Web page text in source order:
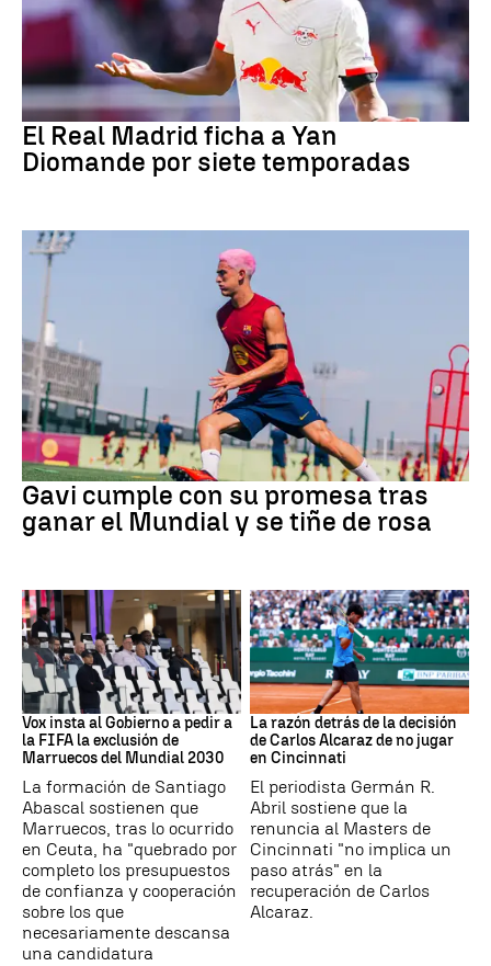
Fútbol
El Real Madrid ficha a Yan
Diomande por siete temporadas
Fútbol
Gavi cumple con su promesa tras
ganar el Mundial y se tiñe de rosa
Mundial 2030
Vox insta al Gobierno a pedir a
la FIFA la exclusión de
Marruecos del Mundial 2030
La formación de Santiago
Abascal sostienen que
Marruecos, tras lo ocurrido
en Ceuta, ha "quebrado por
completo los presupuestos
de confianza y cooperación
sobre los que
necesariamente descansa
una candidatura
Tenis
La razón detrás de la decisión
de Carlos Alcaraz de no jugar
en Cincinnati
El periodista Germán R.
Abril sostiene que la
renuncia al Masters de
Cincinnati "no implica un
paso atrás" en la
recuperación de Carlos
Alcaraz.